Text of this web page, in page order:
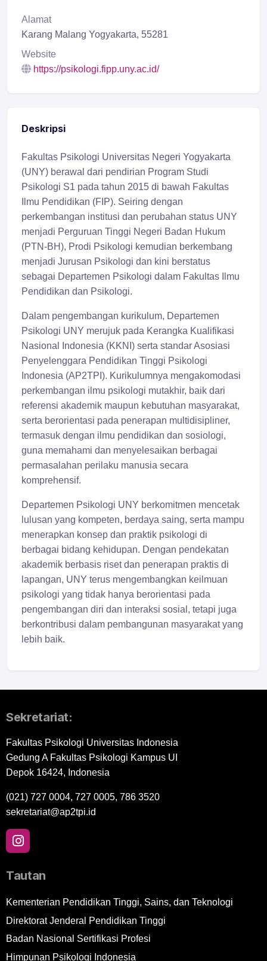
Alamat
Karang Malang Yogyakarta, 55281
Website
https://psikologi.fipp.uny.ac.id/
Deskripsi
Fakultas Psikologi Universitas Negeri Yogyakarta
(UNY) berawal dari pendirian Program Studi
Psikologi S1 pada tahun 2015 di bawah Fakultas
Ilmu Pendidikan (FIP). Seiring dengan
perkembangan institusi dan perubahan status UNY
menjadi Perguruan Tinggi Negeri Badan Hukum
(PTN-BH), Prodi Psikologi kemudian berkembang
menjadi Jurusan Psikologi dan kini berstatus
sebagai Departemen Psikologi dalam Fakultas Ilmu
Pendidikan dan Psikologi.
Dalam pengembangan kurikulum, Departemen
Psikologi UNY merujuk pada Kerangka Kualifikasi
Nasional Indonesia (KKNI) serta standar Asosiasi
Penyelenggara Pendidikan Tinggi Psikologi
Indonesia (AP2TPI). Kurikulumnya mengakomodasi
perkembangan ilmu psikologi mutakhir, baik dari
referensi akademik maupun kebutuhan masyarakat,
serta berorientasi pada penerapan multidisipliner,
termasuk dengan ilmu pendidikan dan sosiologi,
guna memahami dan menyelesaikan berbagai
permasalahan perilaku manusia secara
komprehensif.
Departemen Psikologi UNY berkomitmen mencetak
lulusan yang kompeten, berdaya saing, serta mampu
menerapkan konsep dan praktik psikologi di
berbagai bidang kehidupan. Dengan pendekatan
akademik berbasis riset dan penerapan praktis di
lapangan, UNY terus mengembangkan keilmuan
psikologi yang tidak hanya berorientasi pada
pengembangan diri dan interaksi sosial, tetapi juga
berkontribusi dalam pembangunan masyarakat yang
lebih baik.
Sekretariat:
Fakultas Psikologi Universitas Indonesia
Gedung A Fakultas Psikologi Kampus UI
Depok 16424, Indonesia
(021) 727 0004, 727 0005, 786 3520
sekretariat@ap2tpi.id
Tautan
Kementerian Pendidikan Tinggi, Sains, dan Teknologi
Direktorat Jenderal Pendidikan Tinggi
Badan Nasional Sertifikasi Profesi
Himpunan Psikologi Indonesia